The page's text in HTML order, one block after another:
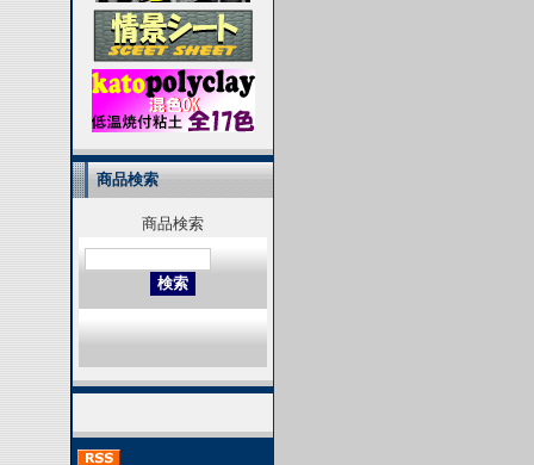
商品検索
商品検索